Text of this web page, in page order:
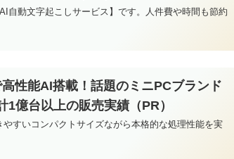
自動文字起こしサービス】です。人件費や時間も節約
性能AI搭載！話題のミニPCブランド
1億台以上の販売実績（PR）
すいコンパクトサイズながら本格的な処理性能を実